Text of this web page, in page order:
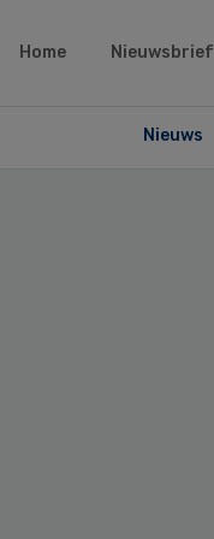
Home Nieuwsbrief
Nieuws